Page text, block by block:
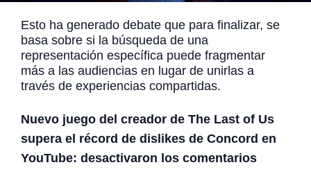
Esto ha generado debate que para finalizar, se
basa sobre si la búsqueda de una
representación específica puede fragmentar
más a las audiencias en lugar de unirlas a
través de experiencias compartidas.
Nuevo juego del creador de The Last of Us
supera el récord de dislikes de Concord en
YouTube: desactivaron los comentarios